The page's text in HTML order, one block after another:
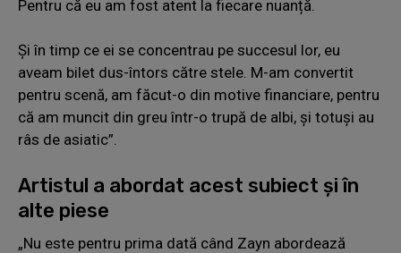
Pentru că eu am fost atent la fiecare nuanță.
Și în timp ce ei se concentrau pe succesul lor, eu
aveam bilet dus-întors către stele. M-am convertit
pentru scenă, am făcut-o din motive financiare, pentru
că am muncit din greu într-o trupă de albi, și totuși au
râs de asiatic”.
Artistul a abordat acest subiect și în
alte piese
„Nu este pentru prima dată când Zayn abordează